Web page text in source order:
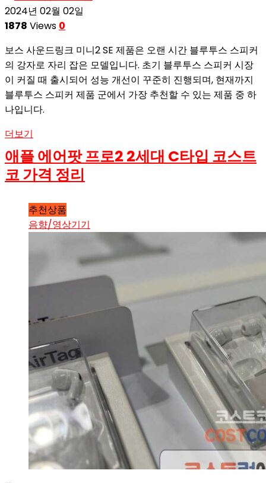
2024년 02월 02일
1878 Views 0
보스 사운드링크 미니2 SE 제품은 오랜 시간 블루투스 스피커
의 강자로 자리 잡은 모델입니다. 초기 블루투스 스피커 시장
이 커질 때 출시되어 성능 개선이 꾸준히 진행되며, 현재까지
블루투스 스피커 제품 군에서 가장 추천할 수 있는 제품 중 하
나입니다.
더보기
애플 에어팟 프로2 2세대 C타입 코스트
코 가격 정리
추천상품
음향/영상기기